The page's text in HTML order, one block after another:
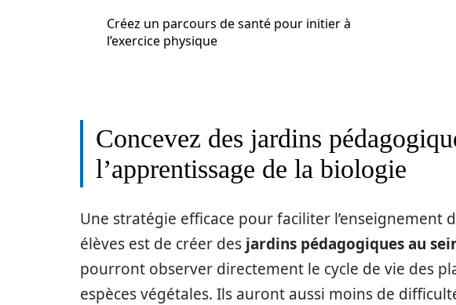
Créez un parcours de santé pour initier à
l’exercice physique
Concevez des jardins
l’apprentissage de la biologie
Une stratégie efficace pour faciliter l’enseignement
élèves est de créer des jardins pédagogiques au
pourront observer directement le cycle de vie des
espèces végétales. Ils auront aussi moins de